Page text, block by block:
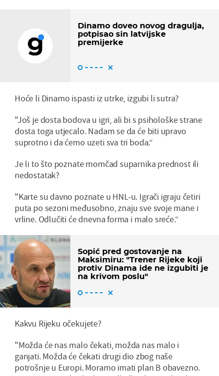
Dinamo doveo novog dragulja,
potpisao sin latvijske
premijerke
Hoće li Dinamo ispasti iz utrke, izgubi li sutra?
"Još je dosta bodova u igri, ali bi s psihološke strane
dosta toga utjecalo. Nadam se da će biti upravo
suprotno i da ćemo uzeti sva tri boda.“
Je li to što poznate momčad suparnika prednost ili
nedostatak?
"Karte su davno poznate u HNL-u. Igrači igraju četiri
puta po sezoni međusobno, znaju sve svoje mane i
vrline. Odlučiti će dnevna forma i malo sreće.“
Sopić pred gostovanje na
Maksimiru: "Trener Rijeke koji
protiv Dinama ide ne izgubiti je
na krivom poslu"
Kakvu Rijeku očekujete?
"Možda će nas malo čekati, možda nas malo i
ganjati. Možda će čekati drugi dio zbog naše
potrošnje u Europi. Moramo imati plan B obavezno.